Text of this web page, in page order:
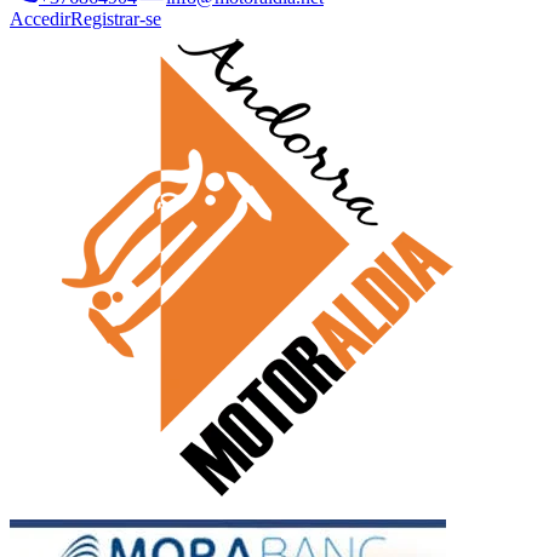
AccedirRegistrar-se